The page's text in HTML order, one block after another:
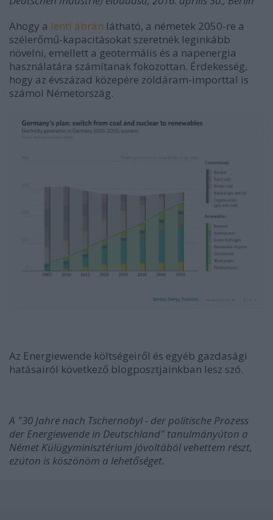
Ahogy a lenti ábrán látható, a németek 2050-re a
szélerőmű-kapacitásokat szeretnék leginkább
növelni, emellett a geotermális és a napenergia
használatára számítanak fokozottan. Érdekesség,
hogy az évszázad közepére zöldáram-importtal is
számol Németország.
Az Energiewende költségeiről és egyéb gazdasági
hatásairól következő blogposztjainkban lesz szó.
A "30 Jahre nach Tschernobyl - der politische Prozess
der Energiewende in Deutschland" tanulmányúton a
Német Külügyminisztérium jóvoltából vehettem részt,
ezúton is köszönöm a lehetőséget.